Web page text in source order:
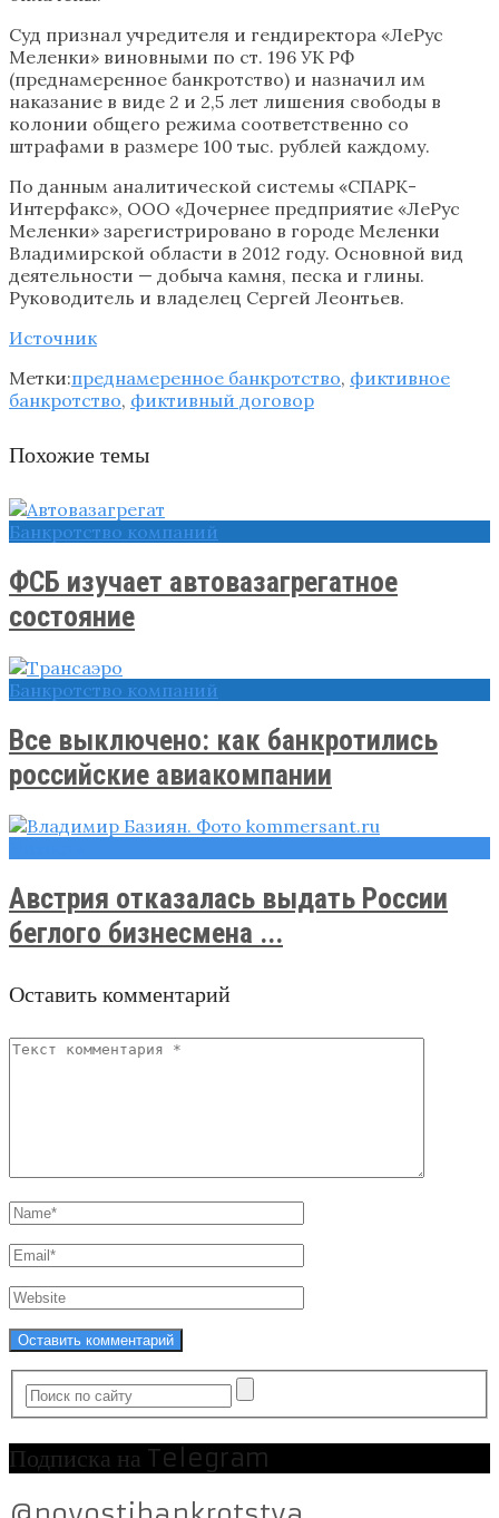
Суд признал учредителя и гендиректора «ЛеРус
Меленки» виновными по ст. 196 УК РФ
(преднамеренное банкротство) и назначил им
наказание в виде 2 и 2,5 лет лишения свободы в
колонии общего режима соответственно со
штрафами в размере 100 тыс. рублей каждому.
По данным аналитической системы «СПАРК-
Интерфакс», ООО «Дочернее предприятие «ЛеРус
Меленки» зарегистрировано в городе Меленки
Владимирской области в 2012 году. Основной вид
деятельности — добыча камня, песка и глины.
Руководитель и владелец Сергей Леонтьев.
Источник
Метки:преднамеренное банкротство, фиктивное
банкротство, фиктивный договор
Похожие темы
Банкротство компаний
ФСБ изучает автовазагрегатное
состояние
Банкротство компаний
Все выключено: как банкротились
российские авиакомпании
Австрия отказалась выдать России
беглого бизнесмена ...
Оставить комментарий
Подписка на Telegram